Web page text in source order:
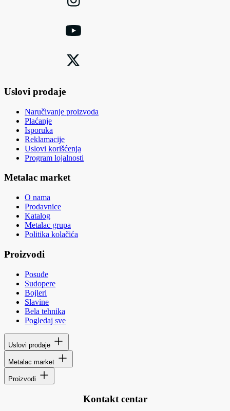
Uslovi prodaje
Naručivanje proizvoda
Plaćanje
Isporuka
Reklamacije
Uslovi korišćenja
Program lojalnosti
Metalac market
O nama
Prodavnice
Katalog
Metalac grupa
Politika kolačića
Proizvodi
Posuđe
Sudopere
Bojleri
Slavine
Bela tehnika
Pogledaj sve
Uslovi prodaje
Metalac market
Proizvodi
Kontakt centar